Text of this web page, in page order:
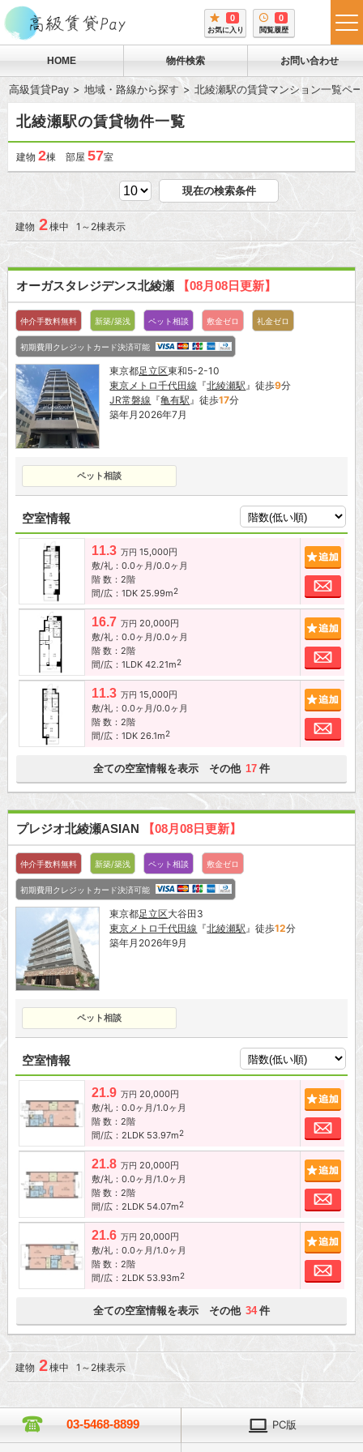
0
お気に入り
0
閲覧履歴
HOME 物件検索 お問い合わせ
高級賃貸Pay 地域・路線から探す 北綾瀬駅の賃貸マンション一覧ペ
北綾瀬駅の賃貸物件一覧
建物 2棟 部屋 57室
現在の検索条件
建物 2棟中 1～2棟表示
オーガスタレジデンス北綾瀬 【08月08日更新】
仲介手数料無料 新築/築浅 ペット相談 敷金ゼロ 礼金ゼロ
初期費用クレジットカード決済可能
東京都足立区東和5-2-10
東京メトロ千代田線 『北綾瀬駅』徒歩9分
JR常磐線 『亀有駅』徒歩17分
築年月2026年7月
ペット相談
空室情報
11.3 万円 15,000円
敷/礼：0.0ヶ月/0.0ヶ月
階 数：2階
間/広：1DK 25.99m2
お
16.7 万円 20,000円
敷/礼：0.0ヶ月/0.0ヶ月
階 数：2階
間/広：1LDK 42.21m2
お
11.3 万円 15,000円
敷/礼：0.0ヶ月/0.0ヶ月
階 数：2階
間/広：1DK 26.1m2
お
全ての空室情報を表示 その他 17 件
プレジオ北綾瀬ASIAN 【08月08日更新】
仲介手数料無料 新築/築浅 ペット相談 敷金ゼロ
初期費用クレジットカード決済可能
東京都足立区大谷田3
東京メトロ千代田線 『北綾瀬駅 』徒歩12分
築年月2026年9月
ペット相談
空室情報
21.9 万円 20,000円
敷/礼：0.0ヶ月/1.0ヶ月
階 数：2階
間/広：2LDK 53.97m2
お
21.8 万円 20,000円
敷/礼：0.0ヶ月/1.0ヶ月
階 数：2階
間/広：2LDK 54.07m2
お
21.6 万円 20,000円
敷/礼：0.0ヶ月/1.0ヶ月
階 数：2階
間/広：2LDK 53.93m2
お
全ての空室情報を表示 その他 34 件
建物 2棟中 1～2棟表示
03-5468-8899 PC版